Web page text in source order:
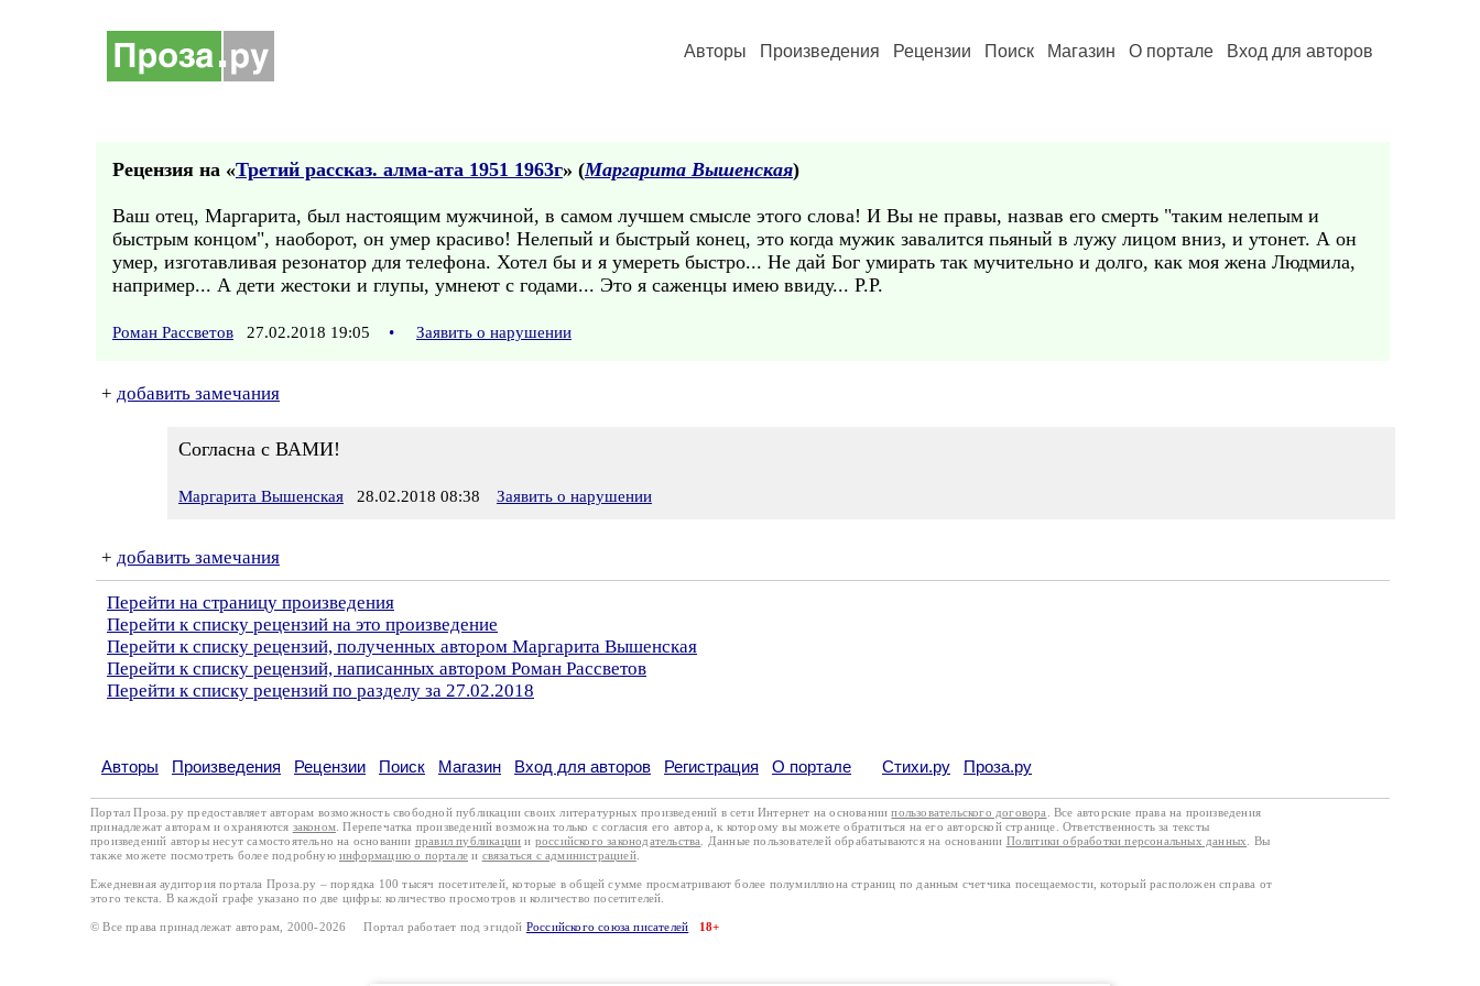
Авторы Произведения Рецензии Поиск Магазин О портале Вход для авторов
Рецензия на «Третий рассказ. алма-ата 1951 1963г» (Маргарита Вышенская)
Ваш отец, Маргарита, был настоящим мужчиной, в самом лучшем смысле этого слова! И Вы не правы, назвав его смерть "таким нелепым и
быстрым концом", наоборот, он умер красиво! Нелепый и быстрый конец, это когда мужик завалится пьяный в лужу лицом вниз, и утонет. А он
умер, изготавливая резонатор для телефона. Хотел бы и я умереть быстро... Не дай Бог умирать так мучительно и долго, как моя жена Людмила,
например... А дети жестоки и глупы, умнеют с годами... Это я саженцы имею ввиду... Р.Р.
Роман Рассветов 27.02.2018 19:05 • Заявить о нарушении
+ добавить замечания
Согласна с ВАМИ!
Маргарита Вышенская 28.02.2018 08:38 Заявить о нарушении
+ добавить замечания
Перейти на страницу произведения
Перейти к списку рецензий на это произведение
Перейти к списку рецензий, полученных автором Маргарита Вышенская
Перейти к списку рецензий, написанных автором Роман Рассветов
Перейти к списку рецензий по разделу за 27.02.2018
Авторы Произведения Рецензии Поиск Магазин Вход для авторов Регистрация О портале Стихи.ру Проза.ру
Портал Проза.ру предоставляет авторам возможность свободной публикации своих литературных произведений в сети Интернет на основаниипользовательского договора
. Все авторские права на произведения
принадлежат авторам и охраняются законом . Перепечатка произведений возможна только с согласия его автора, к которому вы можете обратиться на его авторской странице. Ответственность за тексты
произведений авторы несут самостоятельно на основании правил публикации и российского законодательства . Данные пользователей обрабатываются на основании Политики обработки персональных данных
. Вы
также можете посмотреть более подробную информацию о портале и связаться с администрацией.
Ежедневная аудитория портала Проза.ру – порядка 100 тысяч посетителей, которые в общей сумме просматривают более полумиллиона страниц по данным счетчика посещаемости, который расположен справа от
этого текста. В каждой графе указано по две цифры: количество просмотров и количество посетителей.
© Все права принадлежат авторам, 2000-2026 Портал работает под эгидой Российского союза писателей 18+